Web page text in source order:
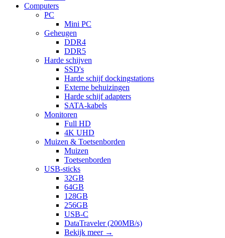
Computers
PC
Mini PC
Geheugen
DDR4
DDR5
Harde schijven
SSD's
Harde schijf dockingstations
Externe behuizingen
Harde schijf adapters
SATA-kabels
Monitoren
Full HD
4K UHD
Muizen & Toetsenborden
Muizen
Toetsenborden
USB-sticks
32GB
64GB
128GB
256GB
USB-C
DataTraveler (200MB/s)
Bekijk meer →